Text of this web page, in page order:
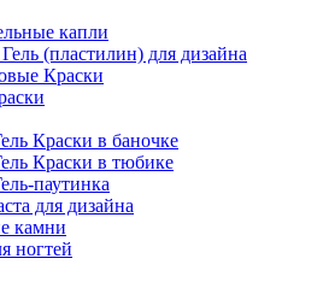
капли
(пластилин) для дизайна
Краски
Краски в баночке
Краски в тюбике
паутинка
для дизайна
камни
ногтей